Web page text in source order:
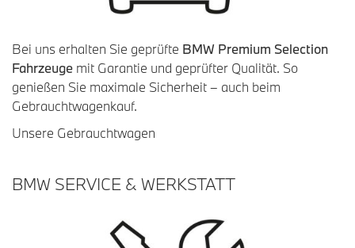
Bei uns erhalten Sie geprüfte BMW Premium Selection
Fahrzeuge mit Garantie und geprüfter Qualität. So
genießen Sie maximale Sicherheit – auch beim
Gebrauchtwagenkauf.
Unsere Gebrauchtwagen
BMW SERVICE & WERKSTATT